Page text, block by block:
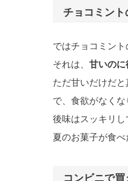
チョコミント
ではチョコミント
それは、 甘いの
ただ甘いだけだ
で、食欲がなくな
後味はスッキリ
夏のお菓子が食
コンビニで